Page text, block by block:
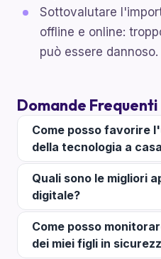
Sottovalutare
offline e online:
può essere dannoso.
Domande Frequenti
Come posso favorire
della tecnologia a
Quali sono le migliori
digitale?
Come posso
dei miei figli in